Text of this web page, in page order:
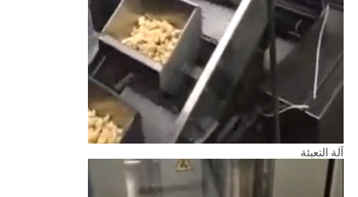
آلة التعبئة